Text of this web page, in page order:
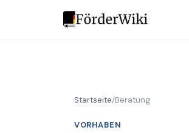
Startseite/Beratung
VORHABEN